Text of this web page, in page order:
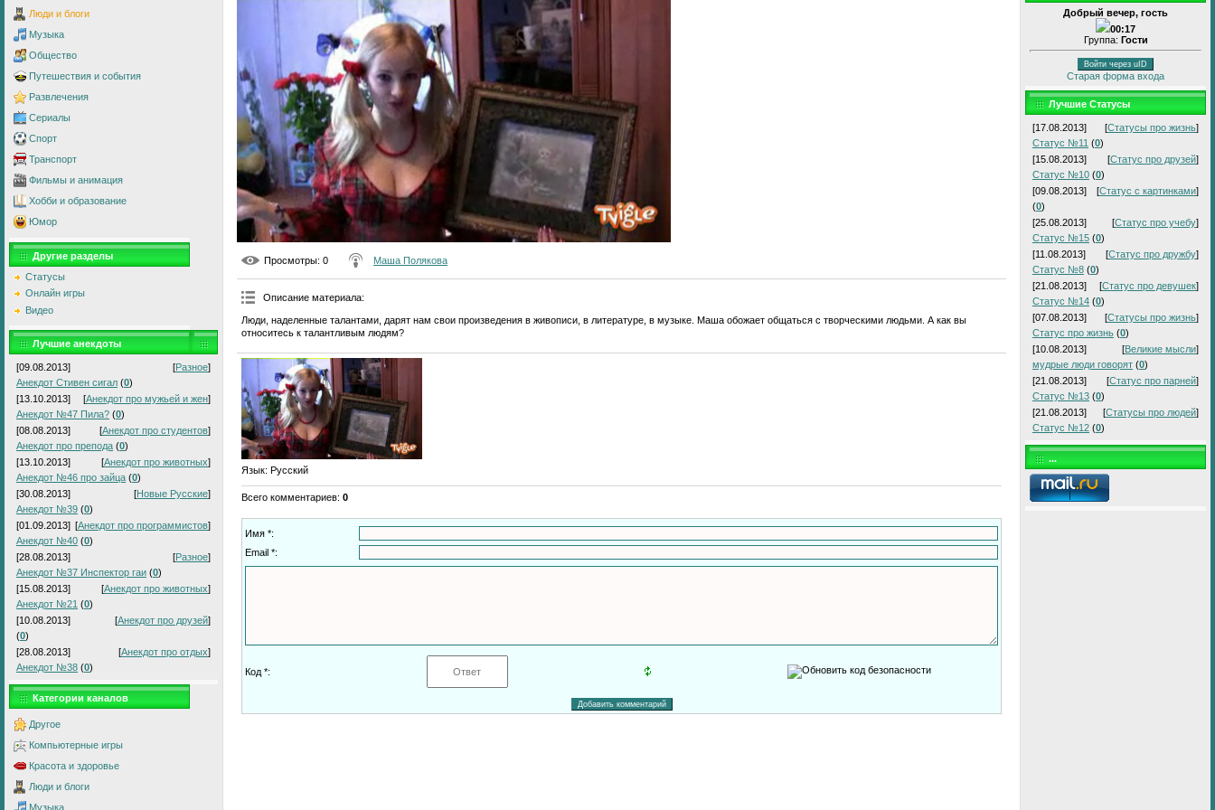
Люди и блоги
Музыка
Общество
Путешествия и события
Развлечения
Сериалы
Спорт
Транспорт
Фильмы и анимация
Хобби и образование
Юмор
Другие разделы
Статусы
Онлайн игры
Видео
Лучшие анекдоты
[09.08.2013] [Разное]
Анекдот Стивен сигал (0)
[13.10.2013]
[Анекдот про мужьей и жен]
Анекдот №47 Пила? (0)
[08.08.2013]
[Анекдот про студентов]
Анекдот про препода (0)
[13.10.2013]
[Анекдот про животных]
Анекдот №46 про зайца (0)
[30.08.2013]
[Новые Русские]
Анекдот №39 (0)
[01.09.2013] [Анекдот про программистов]
Анекдот №40 (0)
[28.08.2013]
[Разное]
Анекдот №37 Инспектор гаи (0)
[15.08.2013]
[Анекдот про животных]
Анекдот №21 (0)
[10.08.2013]
[Анекдот про друзей]
(0)
[28.08.2013]
[Анекдот про отдых]
Анекдот №38 (0)
Категории каналов
Другое
Компьютерные игры
Красота и здоровье
Люди и блоги
Музыка
Просмотры: 0 Маша Полякова
Описание материала:
Люди, наделенные талантами, дарят нам свои произведения в живописи, в литературе, в музыке. Маша обожает общаться с творческими людьми. А как вы
относитесь к талантливым людям?
Язык: Русский
Всего комментариев: 0
Имя *:
Email *:
Код *:
Добрый вечер, гость
00:17
Группа: Гости
Войти через uID
Старая форма входа
Лучшие Статусы
[17.08.2013] [Статусы про жизнь]
Статус №11 (0)
[15.08.2013]
[Статус про друзей]
Статус №10 (0)
[09.08.2013]
[Статус с картинками]
(0)
[25.08.2013]
[Статус про учебу]
Статус №15 (0)
[11.08.2013]
[Статус про дружбу]
Статус №8 (0)
[21.08.2013]
[Статус про девушек]
Статус №14 (0)
[07.08.2013]
[Статусы про жизнь]
Статус про жизнь (0)
[10.08.2013]
[Великие мысли]
мудрые люди говорят (0)
[21.08.2013]
[Статус про парней]
Статус №13 (0)
[21.08.2013]
[Статусы про людей]
Статус №12 (0)
...